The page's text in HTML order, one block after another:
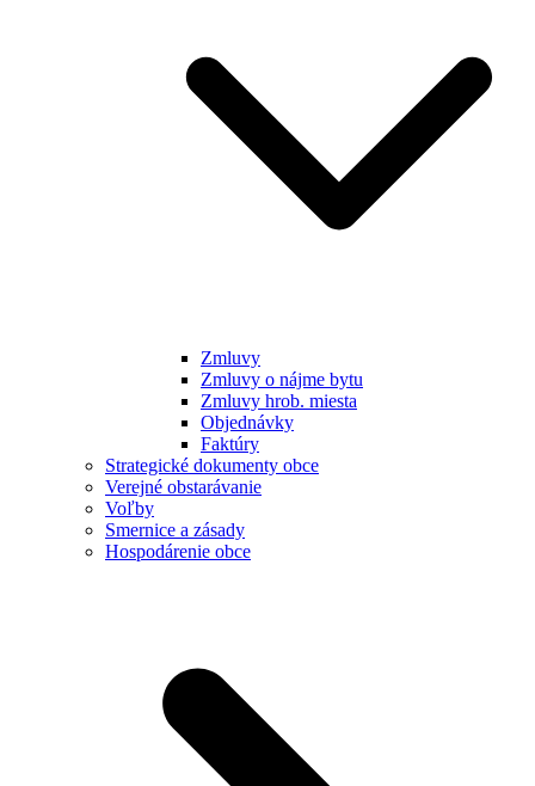
Zmluvy
Zmluvy o nájme bytu
Zmluvy hrob. miesta
Objednávky
Faktúry
Strategické dokumenty obce
Verejné obstarávanie
Voľby
Smernice a zásady
Hospodárenie obce